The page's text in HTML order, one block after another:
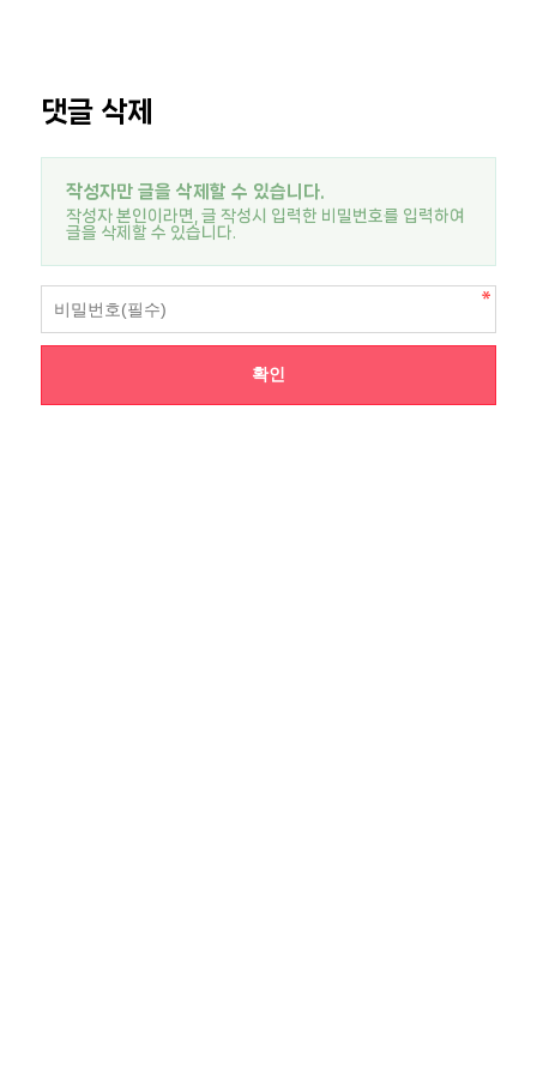
댓글 삭제
작성자만 글을 삭제할 수 있습니다.
작성자 본인이라면, 글 작성시 입력한 비밀번호를 입력하여
글을 삭제할 수 있습니다.